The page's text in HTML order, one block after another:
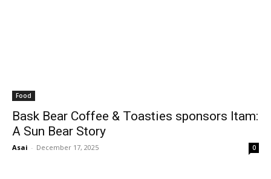
Food
Bask Bear Coffee & Toasties sponsors Itam:
A Sun Bear Story
Asai - December 17, 2025 0